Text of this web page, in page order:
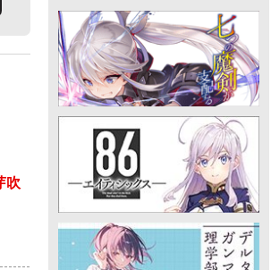
吹